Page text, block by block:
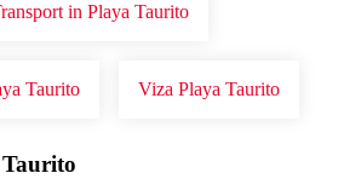
in Playa Taurito
Taurito Viza Playa Taurito